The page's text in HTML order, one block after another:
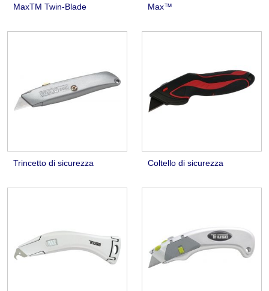
MaxTM Twin-Blade
Max™
Trincetto di sicurezza Coltello di sicurezza